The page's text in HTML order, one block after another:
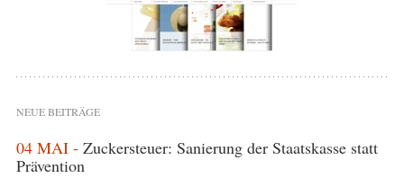
NEUE BEITRÄGE
04 MAI - Zuckersteuer: Sanierung der Staatskasse statt
Prävention